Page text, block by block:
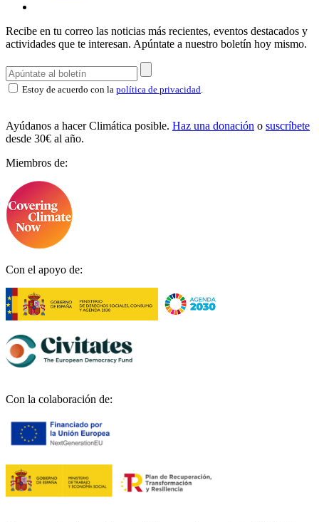
Recibe en tu correo las noticias más recientes, eventos destacados y
actividades que te interesan. Apúntate a nuestro boletín hoy mismo.
Estoy de acuerdo con la política de privacidad.
Ayúdanos a hacer Climática posible. Haz una donación o suscríbete
desde 30€ al año.
Miembros de:
Con el apoyo de:
Con la colaboración de: